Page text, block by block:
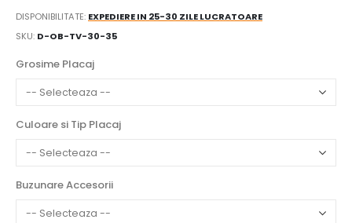
DISPONIBILITATE: EXPEDIERE IN 25-30 ZILE LUCRATOARE
SKU D-OB-TV-30-35
Grosime Placaj
Culoare si Tip Placaj
Buzunare Accesorii